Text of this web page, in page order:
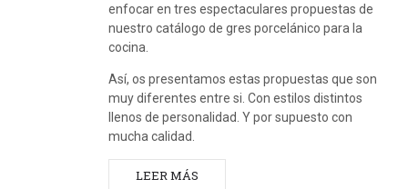
enfocar en tres espectaculares propuestas de
nuestro catálogo de gres porcelánico para la
cocina.
Así, os presentamos estas propuestas que son
muy diferentes entre si. Con estilos distintos
llenos de personalidad. Y por supuesto con
mucha calidad.
LEER MÁS